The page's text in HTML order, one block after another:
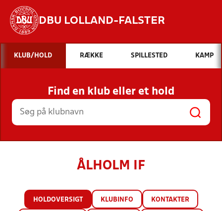
DBU LOLLAND-FALSTER
Hvad vil du søge efter?
INDHOLD OG NYHEDER
STILLINGER, RESULTATER, KLUBBER OG
HOLD
KLUB/HOLD RÆKKE SPILLESTED KAMP
Find en klub eller et hold
ÅLHOLM IF
HOLDOVERSIGT KLUBINFO KONTAKTER